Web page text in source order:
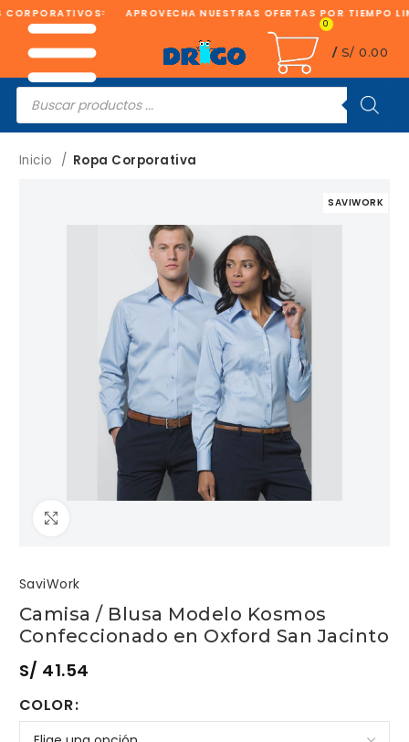
APROVECHA NUESTRAS OFERTAS POR TIEMPO
0
/ S/ 0.00
Búsqueda
de
productos
Inicio Ropa Corporativa
SAVIWORK
SaviWork
Camisa / Blusa Modelo Kosmos
Confeccionado en Oxford San Jacinto
S/ 41.54
COLOR